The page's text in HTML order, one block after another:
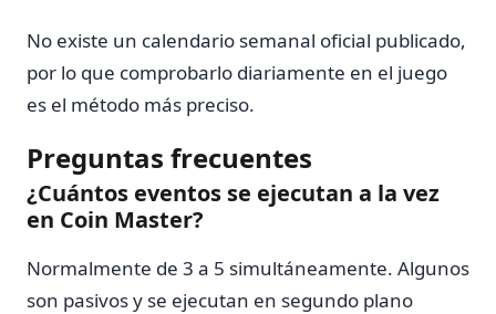
No existe un calendario semanal oficial publicado,
por lo que comprobarlo diariamente en el juego
es el método más preciso.
Preguntas frecuentes
¿Cuántos eventos se ejecutan a la vez
en Coin Master?
Normalmente de 3 a 5 simultáneamente. Algunos
son pasivos y se ejecutan en segundo plano